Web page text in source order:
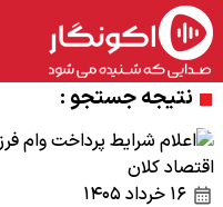
نتیجه جستجو :
اقتصاد کلان